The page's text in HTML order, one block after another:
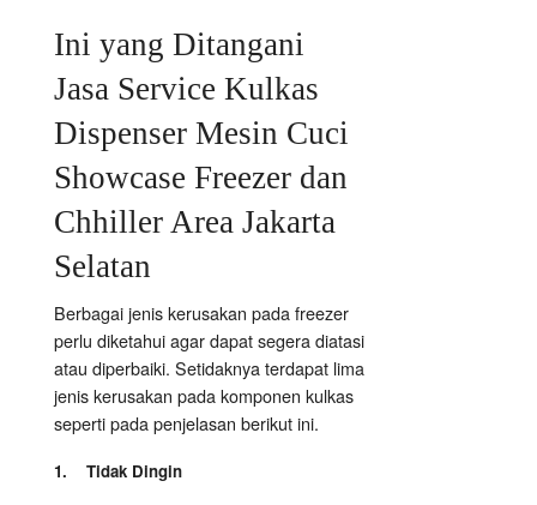
Ini yang Ditangani
Jasa Service Kulkas
Dispenser Mesin Cuci
Showcase Freezer dan
Chhiller Area Jakarta
Selatan
Berbagai jenis kerusakan pada freezer
perlu diketahui agar dapat segera diatasi
atau diperbaiki. Setidaknya terdapat lima
jenis kerusakan pada komponen kulkas
seperti pada penjelasan berikut ini.
1. Tidak Dingin